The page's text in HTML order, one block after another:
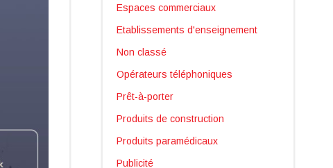
Espaces commerciaux
Etablissements d'enseignement
Non classé
Opérateurs téléphoniques
Prêt-à-porter
Produits de construction
Produits paramédicaux
Publicité